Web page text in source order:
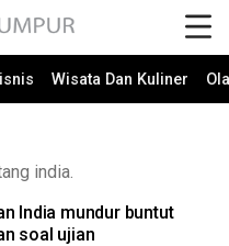
Wisata Dan Kuliner
india.
India mundur buntut
soal ujian